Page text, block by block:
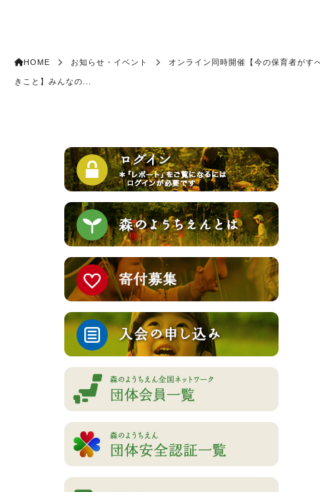
HOME お知らせ・イベント オンライン同時開催【今の保育者がす
きこと】みんなの...